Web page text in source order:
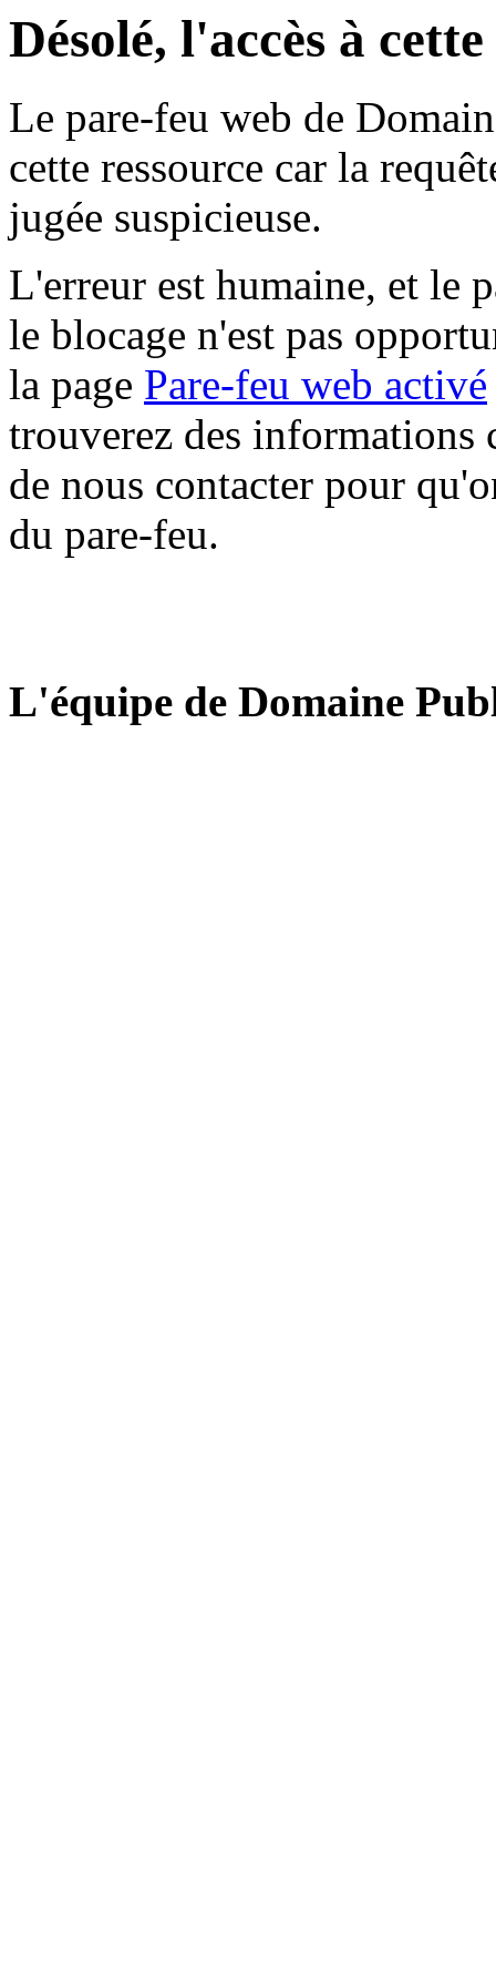
Désolé, l'accès à
Le pare-feu web de
cette ressource car la
jugée suspicieuse.
L'erreur est humaine, et le
le blocage n'est pas
la page Pare-feu web activé
trouverez des informations
de nous contacter pour
du pare-feu.
L'équipe de Domaine